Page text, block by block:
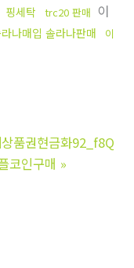
핑세탁 trc20 판매 이
나매입 솔라나판매
이
품권현금화92_f8Q
코인구매 »